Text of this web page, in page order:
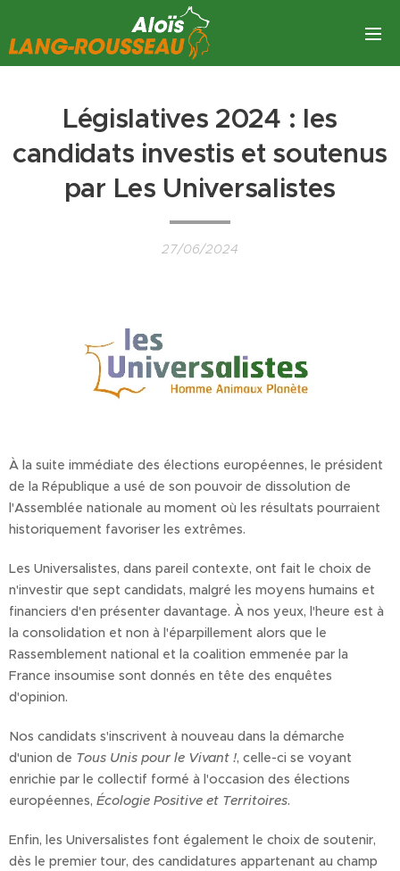
Législatives 2024 : les
candidats investis et soutenus
par Les Universalistes
27/06/2024
À la suite immédiate des élections européennes, le président
de la République a usé de son pouvoir de dissolution de
l'Assemblée nationale au moment où les résultats pourraient
historiquement favoriser les extrêmes.
Les Universalistes, dans pareil contexte, ont fait le choix de
n'investir que sept candidats, malgré les moyens humains et
financiers d'en présenter davantage. À nos yeux, l'heure est à
la consolidation et non à l'éparpillement alors que le
Rassemblement national et la coalition emmenée par la
France insoumise sont donnés en tête des enquêtes
d'opinion.
Nos candidats s'inscrivent à nouveau dans la démarche
d'union de Tous Unis pour le Vivant !, celle-ci se voyant
enrichie par le collectif formé à l'occasion des élections
européennes, Écologie Positive et Territoires.
Enfin, les Universalistes font également le choix de soutenir,
dès le premier tour, des candidatures appartenant au champ